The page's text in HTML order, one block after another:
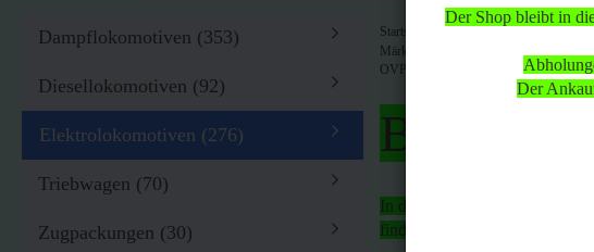
Der Shop bleibt in
Der
Startseite » »
Märklin H0 39579 E-Lok Br. 103 137-6
OVP
Bitte
In der Zeit von Mittwoch
findet
von
Dampflokomotiven (353)
Diesellokomotiven (92)
Elektrolokomotiven (276)
Triebwagen (70)
Zugpackungen (30)